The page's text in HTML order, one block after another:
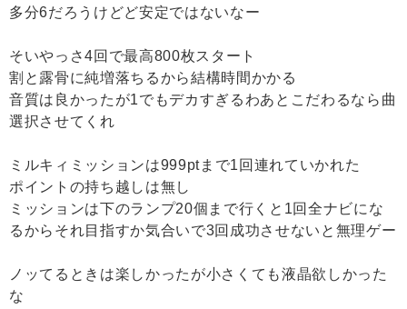
多分6だろうけどど安定ではないなー
そいやっさ4回で最高800枚スタート
割と露骨に純増落ちるから結構時間かかる
音質は良かったが1でもデカすぎるわあとこだわるなら曲
選択させてくれ
ミルキィミッションは999ptまで1回連れていかれた
ポイントの持ち越しは無し
ミッションは下のランプ20個まで行くと1回全ナビにな
るからそれ目指すか気合いで3回成功させないと無理ゲー
ノッてるときは楽しかったが小さくても液晶欲しかった
な